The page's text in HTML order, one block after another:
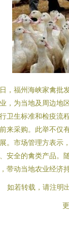
，福州海峡家禽批
，为当地及周边地
卫生标准和检疫流
来采购。此举不仅
。市场管理方表示
安全的禽类产品。
带动当地农业经济
如若转载，请注明